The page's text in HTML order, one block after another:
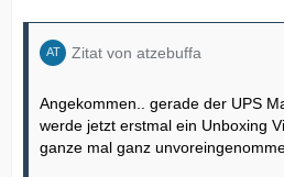
Zitat von atzebuffa
Angekommen.. gerade der UPS
werde jetzt erstmal ein Unboxing
ganze mal ganz